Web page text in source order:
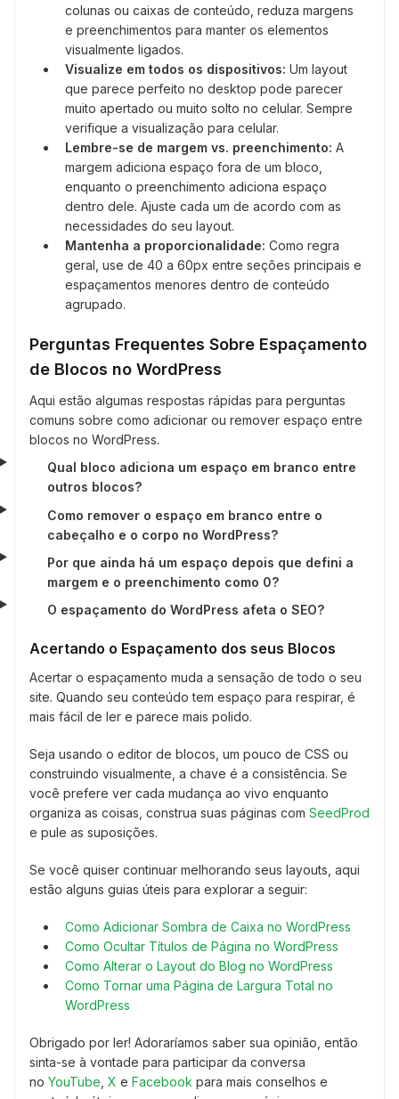
colunas ou caixas de conteúdo, reduza margens
e preenchimentos para manter os elementos
visualmente ligados.
Visualize em todos os dispositivos: Um layout
que parece perfeito no desktop pode parecer
muito apertado ou muito solto no celular. Sempre
verifique a visualização para celular.
Lembre-se de margem vs. preenchimento: A
margem adiciona espaço fora de um bloco,
enquanto o preenchimento adiciona espaço
dentro dele. Ajuste cada um de acordo com as
necessidades do seu layout.
Mantenha a proporcionalidade: Como regra
geral, use de 40 a 60px entre seções principais e
espaçamentos menores dentro de conteúdo
agrupado.
Perguntas Frequentes Sobre Espaçamento
de Blocos no WordPress
Aqui estão algumas respostas rápidas para perguntas
comuns sobre como adicionar ou remover espaço entre
blocos no WordPress.
Qual bloco adiciona um espaço em branco entre
outros blocos?
Como remover o espaço em branco entre o
cabeçalho e o corpo no WordPress?
Por que ainda há um espaço depois que defini a
margem e o preenchimento como 0?
O espaçamento do WordPress afeta o SEO?
Acertando o Espaçamento dos seus Blocos
Acertar o espaçamento muda a sensação de todo o seu
site. Quando seu conteúdo tem espaço para respirar, é
mais fácil de ler e parece mais polido.
Seja usando o editor de blocos, um pouco de CSS ou
construindo visualmente, a chave é a consistência. Se
você prefere ver cada mudança ao vivo enquanto
organiza as coisas, construa suas páginas com SeedProd
e pule as suposições.
Se você quiser continuar melhorando seus layouts, aqui
estão alguns guias úteis para explorar a seguir:
Como Adicionar Sombra de Caixa no WordPress
Como Ocultar Títulos de Página no WordPress
Como Alterar o Layout do Blog no WordPress
Como Tornar uma Página de Largura Total no
WordPress
Obrigado por ler! Adoraríamos saber sua opinião, então
sinta-se à vontade para participar da conversa
no YouTube X e Facebook para mais conselhos e